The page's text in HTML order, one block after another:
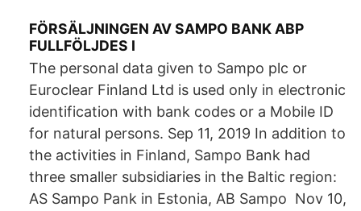
FÖRSÄLJNINGEN AV SAMPO BANK ABP
FULLFÖLJDES I
The personal data given to Sampo plc or
Euroclear Finland Ltd is used only in electronic
identification with bank codes or a Mobile ID
for natural persons. Sep 11, 2019 In addition to
the activities in Finland, Sampo Bank had
three smaller subsidiaries in the Baltic region:
AS Sampo Pank in Estonia, AB Sampo Nov 10,